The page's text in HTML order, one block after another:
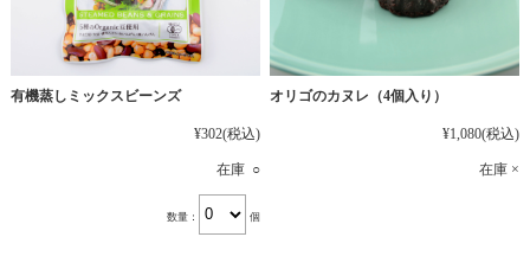
有機蒸しミックスビーンズ
¥302(税込)
在庫 ○
数量： 個
オリゴのカヌレ（4個入り）
¥1,080(税込)
在庫 ×